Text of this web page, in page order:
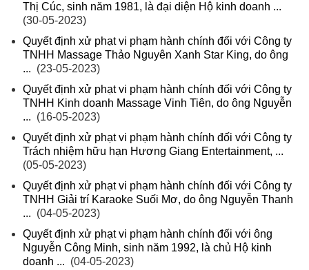
Thị Cúc, sinh năm 1981, là đại diện Hộ kinh doanh ...
(30-05-2023)
Quyết định xử phạt vi phạm hành chính đối với Công ty
TNHH Massage Thảo Nguyên Xanh Star King, do ông
... (23-05-2023)
Quyết định xử phạt vi phạm hành chính đối với Công ty
TNHH Kinh doanh Massage Vinh Tiên, do ông Nguyễn
... (16-05-2023)
Quyết định xử phạt vi phạm hành chính đối với Công ty
Trách nhiệm hữu hạn Hương Giang Entertainment, ...
(05-05-2023)
Quyết định xử phạt vi phạm hành chính đối với Công ty
TNHH Giải trí Karaoke Suối Mơ, do ông Nguyễn Thanh
... (04-05-2023)
Quyết định xử phạt vi phạm hành chính đối với ông
Nguyễn Công Minh, sinh năm 1992, là chủ Hộ kinh
doanh ... (04-05-2023)